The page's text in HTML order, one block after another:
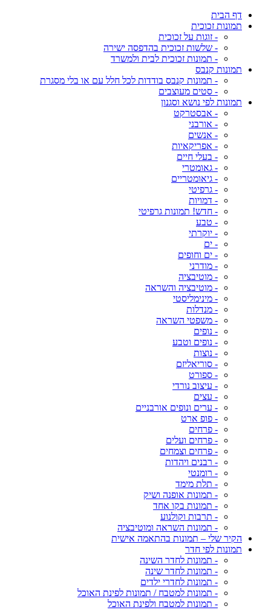
דף הבית
תמונות זכוכית
- זוגות על זכוכית
- שלשות זכוכית בהדפסה ישירה
- תמונות זכוכית לבית ולמשרד
תמונות קנבס
- תמונות קנבס בודדות לכל חלל עם או בלי מסגרת
- סטים מעוצבים
תמונות לפי נושא וסגנון
- אבסטרקט
- אורבני
- אנשים
- אפריקאיות
- בעלי חיים
- גאומטרי
- גיאומטריים
- גרפיטי
- דמויות
- חדש! תמונות גרפיטי
- טבע
- יוקרתי
- ים
- ים וחופים
- מודרני
- מוטיבציה
- מוטיבציה והשראה
- מינימליסטי
- מנדלות
- משפטי השראה
- נופים
- נופים וטבע
- נוצות
- סוריאליזם
- ספורט
- עיצוב נורדי
- עצים
- ערים ונופים אורבניים
- פופ ארט
- פרחים
- פרחים ועלים
- פרחים וצמחים
- רבנים ויהדות
- רומנטי
- תלת מימד
- תמונות אופנה ושיק
- תמונות בקו אחד
- תרבות וקולנוע
- תמונות השראה ומוטיבציה
הקיר שלי – תמונות בהתאמה אישית
תמונות לפי חדר
- תמונות לחדר השינה
- תמונות לחדר שינה
- תמונות לחדרי ילדים
- תמונות למטבח / תמונות לפינת האוכל
- תמונות למטבח ולפינת האוכל